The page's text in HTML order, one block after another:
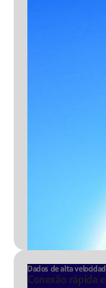
Dados de alta
Conexão rápida